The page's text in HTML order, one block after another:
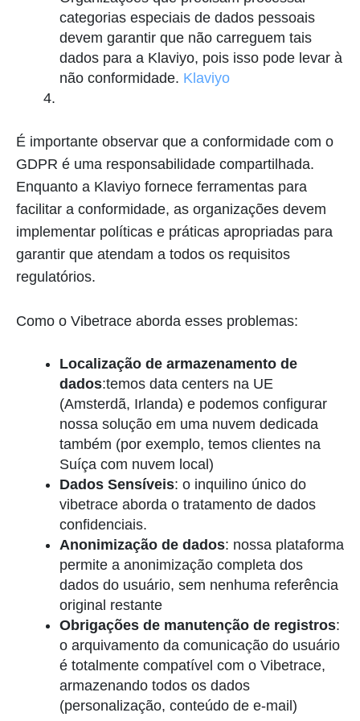
categorias especiais de dados pessoais
devem garantir que não carreguem tais
dados para a Klaviyo, pois isso pode levar à
não conformidade. Klaviyo
É importante observar que a conformidade com o
GDPR é uma responsabilidade compartilhada.
Enquanto a Klaviyo fornece ferramentas para
facilitar a conformidade, as organizações devem
implementar políticas e práticas apropriadas para
garantir que atendam a todos os requisitos
regulatórios.
Como o Vibetrace aborda esses problemas:
Localização de armazenamento de
dados:temos data centers na UE
(Amsterdã, Irlanda) e podemos configurar
nossa solução em uma nuvem dedicada
também (por exemplo, temos clientes na
Suíça com nuvem local)
Dados Sensíveis: o inquilino único do
vibetrace aborda o tratamento de dados
confidenciais.
Anonimização de dados: nossa plataforma
permite a anonimização completa dos
dados do usuário, sem nenhuma referência
original restante
Obrigações de manutenção de registros:
o arquivamento da comunicação do usuário
é totalmente compatível com o Vibetrace,
armazenando todos os dados
(personalização, conteúdo de e-mail)